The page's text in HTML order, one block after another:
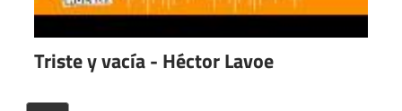
Triste y vacía - Héctor Lavoe